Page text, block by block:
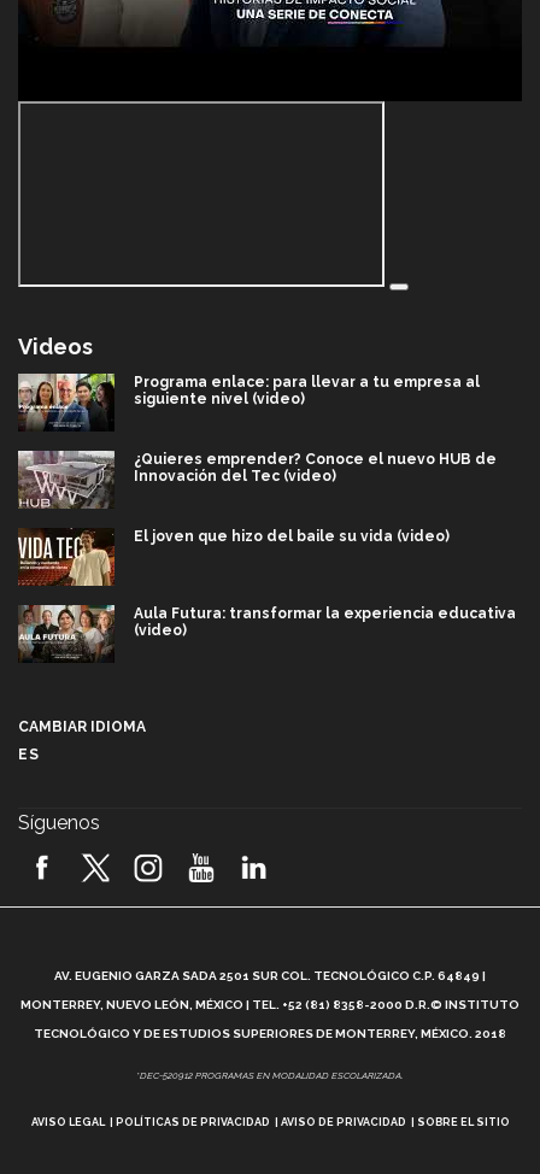
Videos
Programa enlace: para llevar a tu empresa al
siguiente nivel (video)
¿Quieres emprender? Conoce el nuevo HUB de
Innovación del Tec (video)
El joven que hizo del baile su vida (video)
Aula Futura: transformar la experiencia educativa
(video)
2026! (video)
¿Cómo es el Modelo Educativo Tec? (video)
Vida Tec: Feminismo e Inteligencia Artificial, Paola
CAMBIAR IDIOMA
ES
Síguenos
AV. EUGENIO GARZA SADA 2501 SUR COL. TECNOLÓGICO C.P. 64849 |
MONTERREY, NUEVO LEÓN, MÉXICO | TEL. +52 (81) 8358-2000 D.R.© INSTITUTO
TECNOLÓGICO Y DE ESTUDIOS SUPERIORES DE MONTERREY, MÉXICO. 2018
*DEC-520912 PROGRAMAS EN MODALIDAD ESCOLARIZADA.
AVISO LEGAL POLÍTICAS DE PRIVACIDAD AVISO DE PRIVACIDAD SOBRE EL SITIO